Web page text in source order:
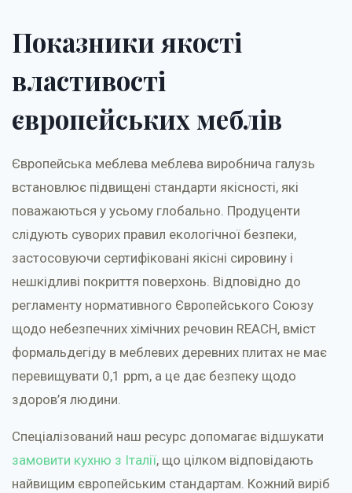
Показники якості
властивості
європейських меблів
Європейська меблева меблева виробнича галузь
встановлює підвищені стандарти якісності, які
поважаються у усьому глобально. Продуценти
слідують суворих правил екологічної безпеки,
застосовуючи сертифіковані якісні сировину і
нешкідливі покриття поверхонь. Відповідно до
регламенту нормативного Європейського Союзу
щодо небезпечних хімічних речовин REACH, вміст
формальдегіду в меблевих деревних плитах не має
перевищувати 0,1 ppm, а це дає безпеку щодо
здоров’я людини.
Спеціалізований наш ресурс допомагає відшукати
замовити кухню з Італії, що цілком відповідають
найвищим європейським стандартам. Кожний виріб